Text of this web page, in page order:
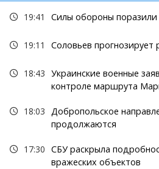
19:41 Силы обороны
19:11 Соловьев прогнозирует
18:43 Украинские военные
контроле маршрута
18:03 Добропольское
продолжаются
17:30 СБУ раскрыла
вражеских объектов